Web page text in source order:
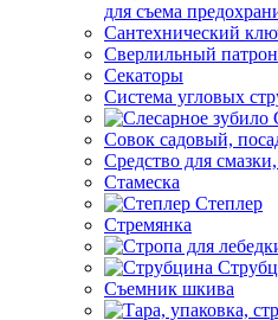
для съема
Сантехнический
Сверлильный патрон
Секаторы
Система угловых
Совок садовый,
Средство для
Стамеска
Степлер
Стремянка
Съемник шкива